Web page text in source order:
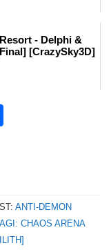
- Delphi &
[CrazySky3D]
ANTI-DEMON
CHAOS ARENA